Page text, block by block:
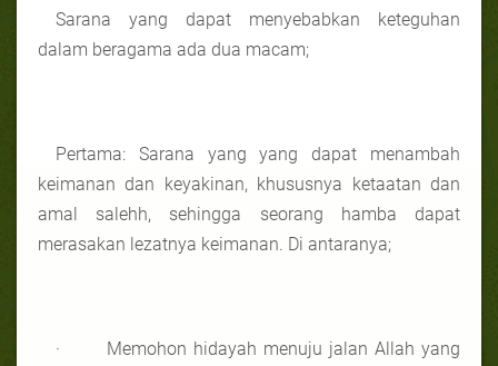
Sarana yang dapat menyebabkan keteguhan
dalam beragama ada dua macam;
Pertama: Sarana yang yang dapat menambah
keimanan dan keyakinan, khususnya ketaatan dan
amal salehh, sehingga seorang hamba dapat
merasakan lezatnya keimanan. Di antaranya;
· Memohon hidayah menuju jalan Allah yang